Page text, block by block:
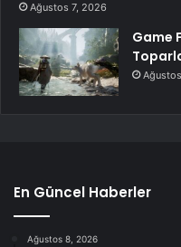
Ağustos 7, 2026
Game
En Güncel Haberler
Ağustos 8, 2026